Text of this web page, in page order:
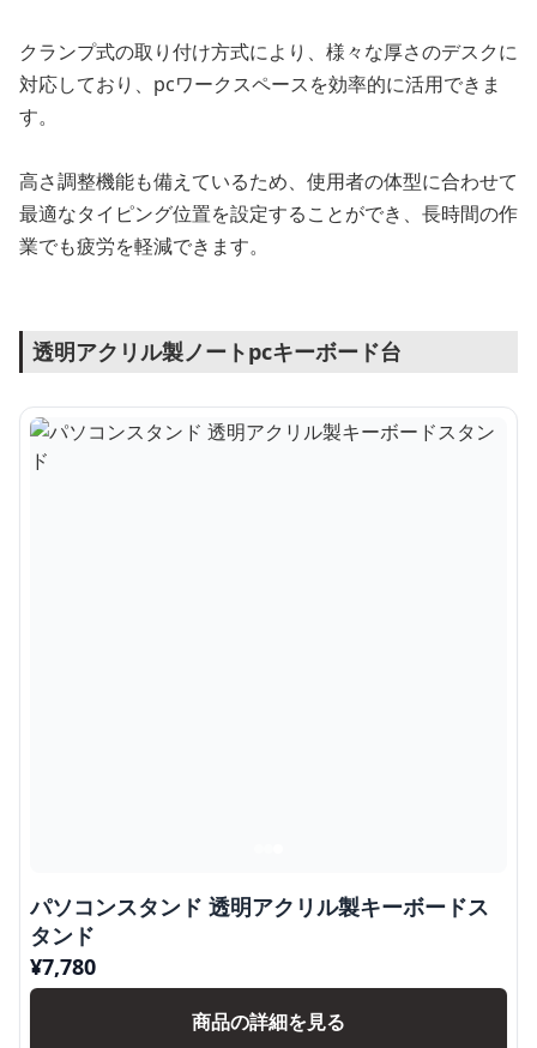
クランプ式の取り付け方式により、様々な厚さのデスクに
対応しており、pcワークスペースを効率的に活用できま
す。
高さ調整機能も備えているため、使用者の体型に合わせて
最適なタイピング位置を設定することができ、長時間の作
業でも疲労を軽減できます。
透明アクリル製ノートpcキーボード台
パソコンスタンド 透明アクリル製キーボードス
タンド
¥7,780
商品の詳細を見る